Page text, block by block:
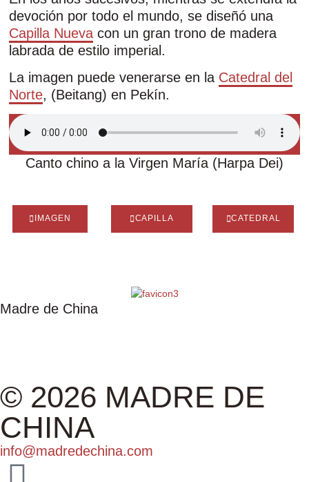
devoción por todo el mundo, se diseñó una
Capilla Nueva con un gran trono de madera
labrada de estilo imperial.
La imagen puede venerarse en la Catedral del
Norte, (Beitang) en Pekín.
Canto chino a la Virgen María (Harpa Dei)
IMAGEN CAPILLA CATEDRAL
Madre de China
© 2026 MADRE DE
CHINA
info@madredechina.com